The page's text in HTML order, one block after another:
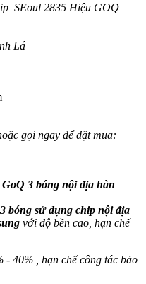
SEoul 2835 Hiệu GOQ
Lá
gọi ngay để đặt mua:
3 bóng nội địa hàn
bóng sử dụng chip nội địa
với độ bền cao, hạn chế
40% , hạn chế công tác bảo